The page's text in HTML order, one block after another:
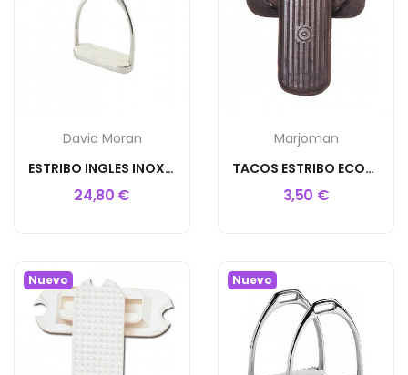
David Moran
ESTRIBO INGLES INOX C/TACO
24,80 €
Marjoman
TACOS ESTRIBO ECONÓMICO
3,50 €
Nuevo Nuevo